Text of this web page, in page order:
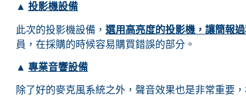
▲ 投影機設備
此次的投影機設備， 選用高亮度的投影機，讓簡報
員，在採購的時候容易購買錯誤的部分。
▲ 專業音響設備
除了好的麥克風系統之外，聲音效果也是非常重要